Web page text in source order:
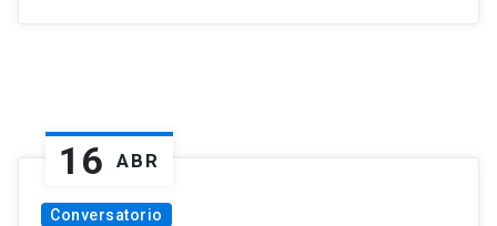
16 ABR
Conversatorio